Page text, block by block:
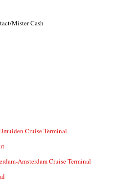
Mister Cash
Cruise Terminal
Amsterdam Cruise Terminal